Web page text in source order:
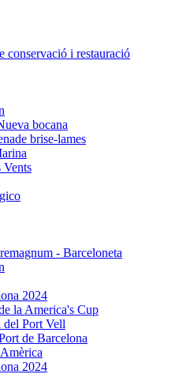
conservació i restauració
bocana
brise-lames
Vents
- Barceloneta
2024
la America's Cup
del Port Vell
de Barcelona
2024